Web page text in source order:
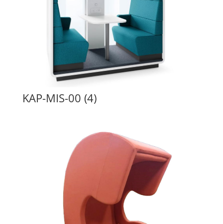
KAP-MIS-00 (4)